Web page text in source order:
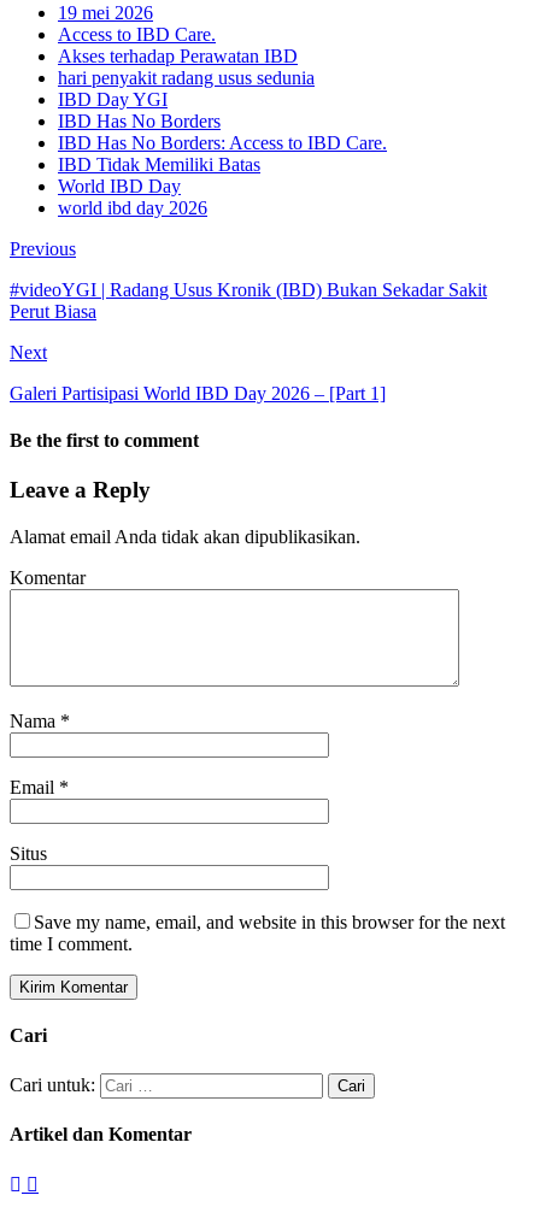
19 mei 2026
Access to IBD Care.
Akses terhadap Perawatan IBD
hari penyakit radang usus sedunia
IBD Day YGI
IBD Has No Borders
IBD Has No Borders: Access to IBD Care.
IBD Tidak Memiliki Batas
World IBD Day
world ibd day 2026
Previous
#videoYGI | Radang Usus Kronik (IBD) Bukan Sekadar Sakit
Perut Biasa
Next
Galeri Partisipasi World IBD Day 2026 – [Part 1]
Be the first to comment
Leave a Reply
Alamat email Anda tidak akan dipublikasikan.
Komentar
Nama *
Email *
Situs
Save my name, email, and website in this browser for the next
time I comment.
Cari
Cari untuk:
Artikel dan Komentar